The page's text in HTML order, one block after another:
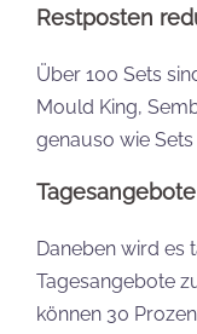
Restposten
Über 100 Sets
Mould King,
genauso wie
Tagesangebote
Daneben wird es
Tagesangebote
können 30